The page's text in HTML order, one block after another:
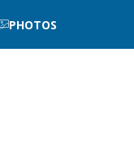
PHOTOS